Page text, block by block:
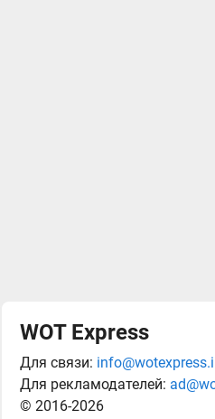
WOT Express
Для связи:
Для рекламодателей:
© 2016-2026